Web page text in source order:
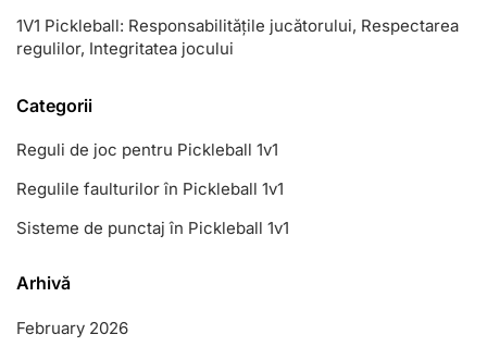
1V1 Pickleball: Responsabilitățile jucătorului, Respectarea
regulilor, Integritatea jocului
Categorii
Reguli de joc pentru Pickleball 1v1
Regulile faulturilor în Pickleball 1v1
Sisteme de punctaj în Pickleball 1v1
Arhivă
February 2026